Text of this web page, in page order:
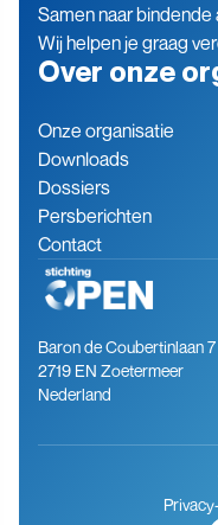
Samen naar
Wij helpen je graag
Over onze
Onze organisatie
Downloads
Dossiers
Persberichten
Contact
Baron de Coubertinlaan 7
2719 EN Zoetermeer
Nederland